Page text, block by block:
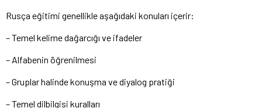
Rusça eğitimi genellikle aşağıdaki konuları içerir:
– Temel kelime dağarcığı ve ifadeler
– Alfabenin öğrenilmesi
– Gruplar halinde konuşma ve diyalog pratiği
– Temel dilbilgisi kuralları